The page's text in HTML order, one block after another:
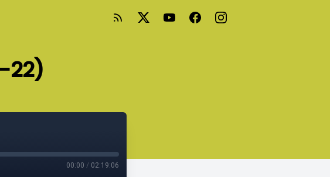
22)
00:00 / 02:19:06